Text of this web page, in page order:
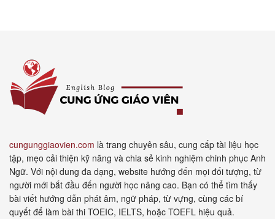
cungunggiaovien.com là trang chuyên sâu, cung cấp tài liệu học
tập, mẹo cải thiện kỹ năng và chia sẻ kinh nghiệm chinh phục Anh
Ngữ. Với nội dung đa dạng, website hướng đến mọi đối tượng, từ
người mới bắt đầu đến người học nâng cao. Bạn có thể tìm thấy
bài viết hướng dẫn phát âm, ngữ pháp, từ vựng, cùng các bí
quyết để làm bài thi TOEIC, IELTS, hoặc TOEFL hiệu quả.